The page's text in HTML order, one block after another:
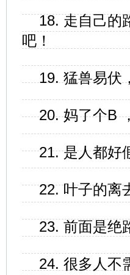
18. 走自己的
吧！
19. 猛兽易伏
20. 妈了个B
21. 是人都
22. 叶子的离
23. 前面是绝
24. 很多人不